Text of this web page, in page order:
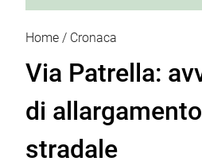
Home Cronaca
Via Patrella:
di
stradale